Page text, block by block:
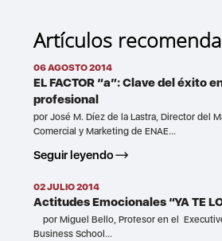
Artículos
06 AGOSTO 2014
EL FACTOR “a”: Clave del éxito
profesional
por José M. Díez de la Lastra, Director del
Comercial y Marketing de ENAE...
Seguir leyendo
02 JULIO 2014
Actitudes Emocionales “YA TE
por Miguel Bello, Profesor en el
Business School...